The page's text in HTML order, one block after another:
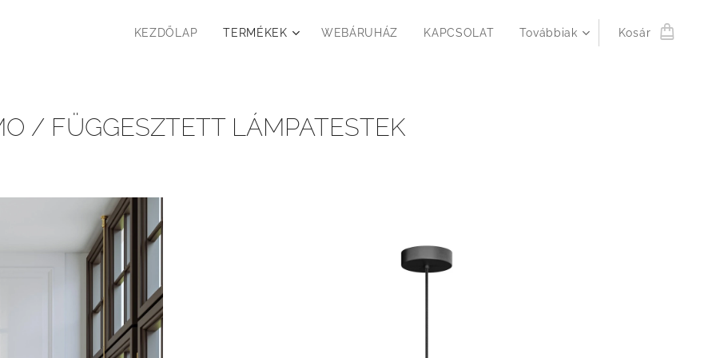
KEZDŐLAP TERMÉKEK WEBÁRUHÁZ KAPCSOLAT Továbbiak Kosár
/ FÜGGESZTETT LÁMPATESTEK